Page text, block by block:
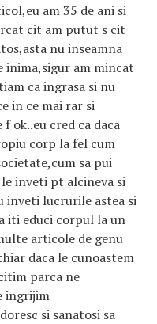
am 35 de ani si
cit am putut s cit
nu inseamna
am mincat
ca ingrasa si nu
in ce mai rar si
ok..eu cred ca daca
corp la fel cum
sa pui
inveti pt alcineva si
inveti lucrurile astea si
iti educi corpul la un
articole de genu
daca le cunoastem
parca ne
ingrijim
si sanatosi sa